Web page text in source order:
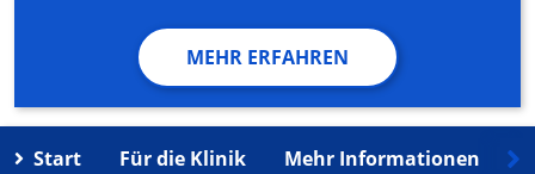
MEHR ERFAHREN
Start Für die Klinik Mehr Informationen